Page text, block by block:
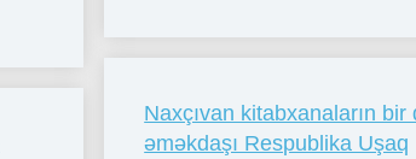
Naxçıvan kitabxanaların bir
əməkdaşı Respublika Uşaq